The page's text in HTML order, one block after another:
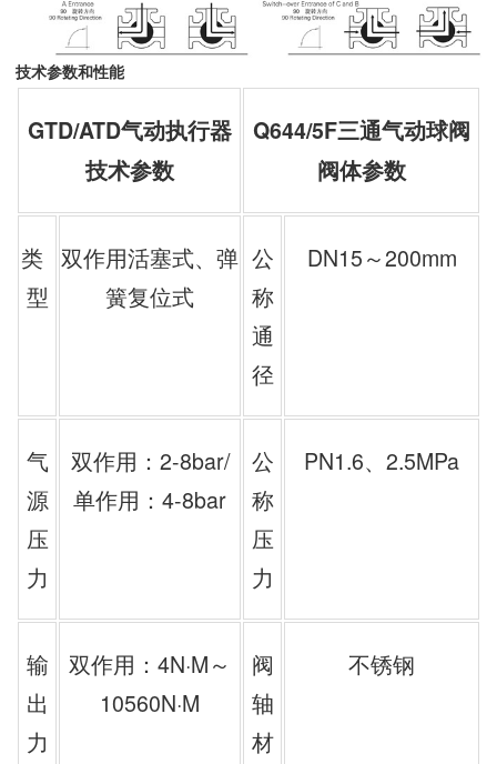
技术参数和性能
GTD/ATD气动执行器
技术参数
Q644/5F三通气动球阀
阀体参数
类
型
双作用活塞式、弹
簧复位式
公
称
通
径
DN15～200mm
气
源
压
力
双作用：2-8bar/
单作用：4-8bar
公
称
压
力
PN1.6、2.5MPa
输
出
力
双作用：4N·M～
10560N·M
阀
轴
材
不锈钢